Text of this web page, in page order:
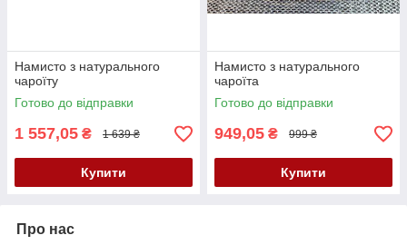
Намисто з натурального
чароїту
Готово до відправки
1 557,05 ₴ 1 639 ₴
Купити
Намисто з натурального
чароїта
Готово до відправки
949,05 ₴ 999 ₴
Купити
Про нас